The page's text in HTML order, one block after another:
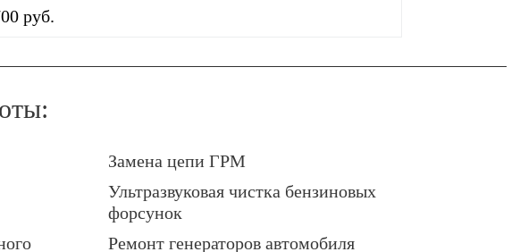
руб.
Замена цепи ГРМ
Ультразвуковая чистка бензиновых
форсунок
Ремонт генераторов автомобиля